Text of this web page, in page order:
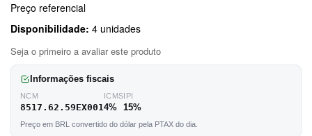
Preço referencial
Disponibilidade: 4 unidades
Seja o primeiro a avaliar este produto
Informações fiscais
NCM
8517.62.59EX001
ICMS
4%
IPI
15%
Preço em BRL convertido do dólar pela PTAX do dia.